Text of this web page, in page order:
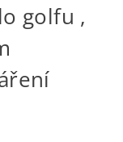
golfu ,